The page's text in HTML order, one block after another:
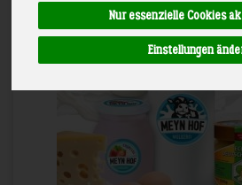
Nur essenzielle Cookies
Einstellungen